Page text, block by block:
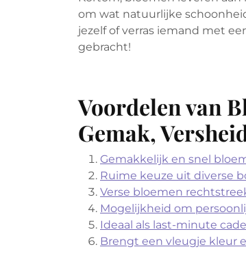
om wat natuurlijke
jezelf of verras iemand met
gebracht!
Voordelen van
Gemak,
Gemakkelijk en snel
Ruime keuze uit diverse
Verse bloemen
Mogelijkheid om
Ideaal als last-minute
Brengt een vleugje kleur